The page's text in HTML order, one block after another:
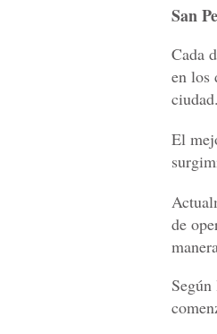
San
Cada
en los
ciudad.
El
de